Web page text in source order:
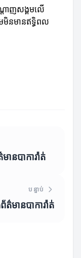
តាញសង្គមលើ
មិនមានឥទ្ធិពល
ានបាការ៉ាត់
បន្ទាប់
ត៌មានបាការ៉ាត់